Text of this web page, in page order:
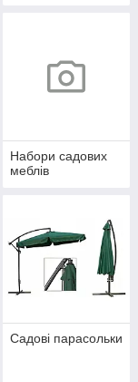
Набори садових
меблів
Садові парасольки